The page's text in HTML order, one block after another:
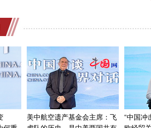
同样我们也共同期待这一天。好，今天我
谢谢。